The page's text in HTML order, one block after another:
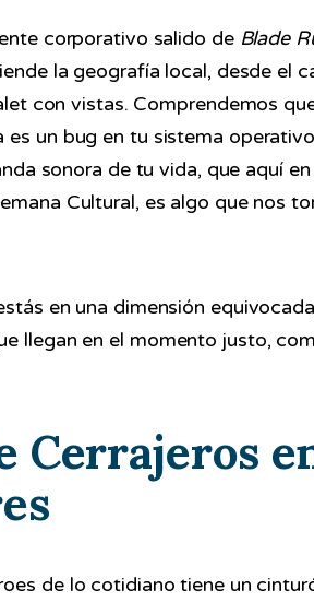
corporativo salido de Blade
la geografía local, desde el
con vistas. Comprendemos
es un bug en tu sistema
sonora de tu vida, que aquí
Cultural, es algo que nos
en una dimensión
llegan en el momento justo,
Cerrajeros
de lo cotidiano tiene un